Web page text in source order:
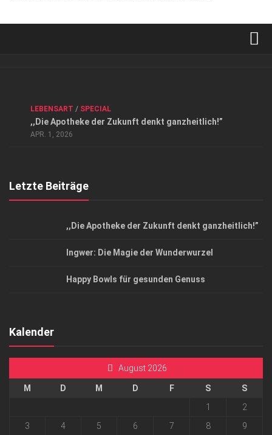
Datenschutzerklärung
Top Magazin Dresden / Ostsachsen
LEBENSART / SPECIAL
,,Die Apotheke der Zukunft denkt ganzheitlich!”
APR. 1, 2026
Letzte Beiträge
,,Die Apotheke der Zukunft denkt ganzheitlich!”
Ingwer: Die Magie der Wunderwurzel
Happy Bowls für gesunden Genuss
Kalender
August 2026
M D M D F S
S
1
2
3
4 5 6 7 8 9